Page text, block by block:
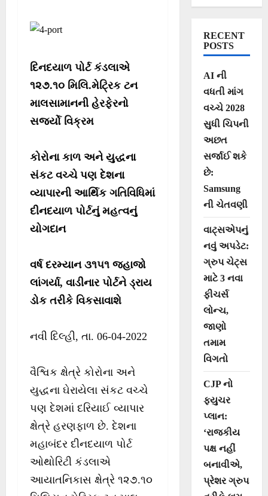
દિનદયાળ પોર્ટ કંડલાએ
૧૨૭.૧૦ મિલિ.મેટ્રિક ટન
માલસામાનની હેરફેરનો
સર્જ્યો વિક્રમ
કોરોના કાળ અને યુદ્ધના
સંકટ વચ્ચે પણ દેશના
વ્યાપારની આર્થિક ગતિવિધિમાં
દીનદયાળ પોર્ટનું મહત્વનું
યોગદાન
વર્ષ દરમ્યાન ૩૧૫૧ જહાજો
લાંગર્યા, વાડીનાર પોર્ટને ડ્રાય
ડોક તરીકે વિકસાવાશે
નવી દિલ્હી, તા. 06-04-2022
વૈશ્વિક ક્ષેત્રે કોરોના અને
યુદ્ધના ઘેરાયેલા સંકટ વચ્ચે
પણ દેશમાં દરિયાઈ વ્યાપાર
ક્ષેત્રે હરણફાળ છે. દેશના
મહાબંદર દીનદયાળ પોર્ટ
ઓથોરિટી કંડલાએ
આયાતનિકાસ ક્ષેત્રે ૧૨૭.૧૦
RECENT
POSTS
AI ની
વધતી માંગ
વચ્ચે 2028
સુધી ચિપની
અછત
સર્જાઈ શકે
છે:
Samsung
ની ચેતવણી
વાટ્સએપનું
નવું અપડેટ:
ગ્રુપ ચેટ્સ
માટે 3 નવા
ફીચર્સ
લોન્ચ,
જાણો
તમામ
વિગતો
CJP નો
ફ્યુચર
પ્લાન:
‘રાજકીય
પક્ષ નહીં
બનાવીએ,
પ્રેશર ગ્રુપ